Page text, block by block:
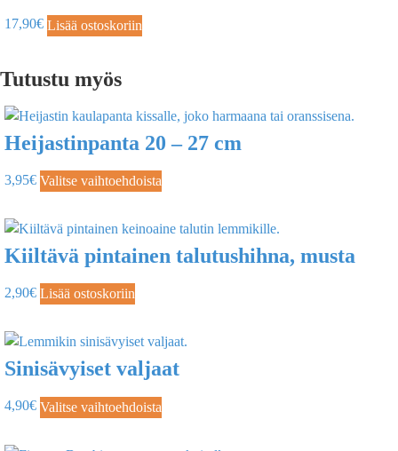
17,90€ Lisää ostoskoriin
Tutustu myös
Heijastinpanta 20 – 27 cm
3,95€ Valitse vaihtoehdoista
Kiiltävä pintainen talutushihna, musta
2,90€ Lisää ostoskoriin
Sinisävyiset valjaat
4,90€ Valitse vaihtoehdoista